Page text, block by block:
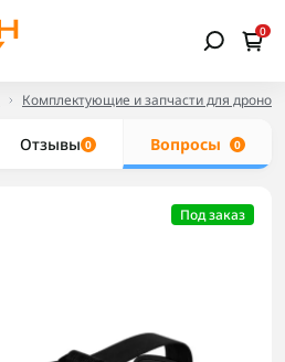
0
Комплектующие и запчасти для дронов
Отзывы 0 Вопросы 0
Под заказ